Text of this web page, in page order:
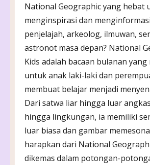
National Geographic yang hebat
menginspirasi dan
penjelajah, arkeolog, ilmuwan,
astronot masa depan? National
Kids adalah bacaan bulanan
untuk anak laki-laki dan
membuat belajar menjadi
Dari satwa liar hingga luar
hingga lingkungan, ia memiliki
luar biasa dan gambar
harapkan dari National
dikemas dalam potongan-